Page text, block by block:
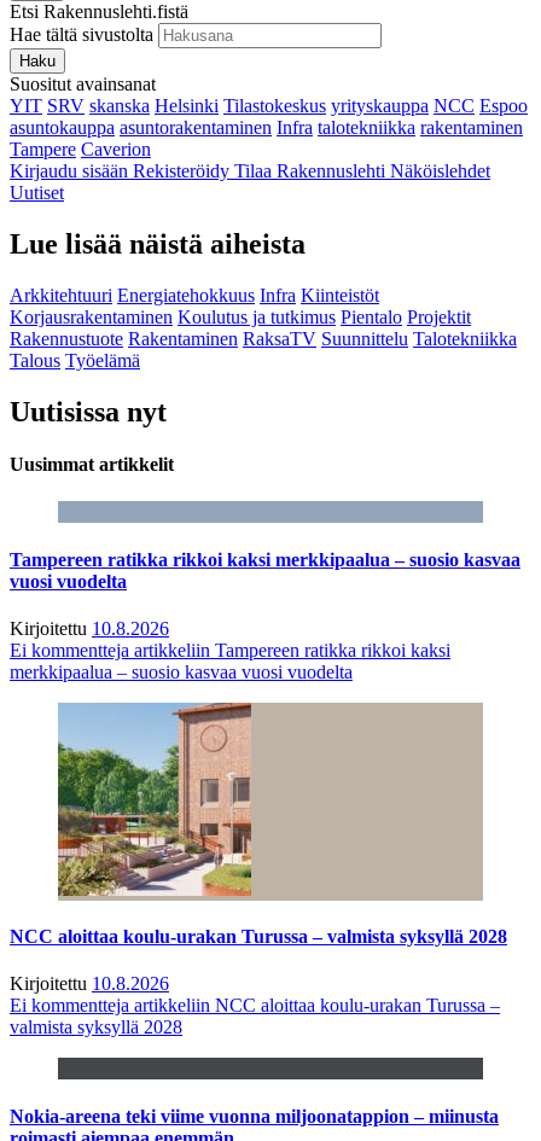
Etsi Rakennuslehti.fistä
Hae tältä sivustolta
Haku
Suositut avainsanat
YIT SRV skanska Helsinki Tilastokeskus yrityskauppa NCC Espoo
asuntokauppa asuntorakentaminen Infra talotekniikka rakentaminen
Tampere Caverion
Kirjaudu sisään Rekisteröidy Tilaa Rakennuslehti Näköislehdet
Uutiset
Lue lisää näistä aiheista
Arkkitehtuuri Energiatehokkuus Infra Kiinteistöt
Korjausrakentaminen Koulutus ja tutkimus Pientalo Projektit
Rakennustuote Rakentaminen RaksaTV Suunnittelu Talotekniikka
Talous Työelämä
Uutisissa nyt
Uusimmat artikkelit
Tampereen ratikka rikkoi kaksi merkkipaalua – suosio kasvaa
vuosi vuodelta
Kirjoitettu 10.8.2026
Ei kommentteja artikkeliin Tampereen ratikka rikkoi kaksi
merkkipaalua – suosio kasvaa vuosi vuodelta
NCC aloittaa koulu-urakan Turussa – valmista syksyllä 2028
Kirjoitettu 10.8.2026
Ei kommentteja artikkeliin NCC aloittaa koulu-urakan Turussa –
valmista syksyllä 2028
Nokia-areena teki viime vuonna miljoonatappion – miinusta